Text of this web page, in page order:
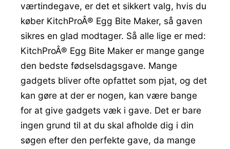
værtindegave, er det et sikkert valg, hvis du
køber KitchProÂ® Egg Bite Maker, så gaven
sikres en glad modtager. Så alle lige er med:
KitchProÂ® Egg Bite Maker er mange gange
den bedste fødselsdagsgave. Mange
gadgets bliver ofte opfattet som pjat, og det
kan gøre at der er nogen, kan være bange
for at give gadgets væk i gave. Det er bare
ingen grund til at du skal afholde dig i din
søgen efter den perfekte gave, da mange